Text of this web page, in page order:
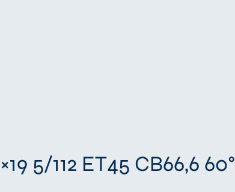
5/112 ET45 CB66,6 60°